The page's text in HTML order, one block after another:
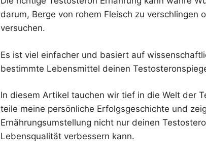
darum, Berge von rohem Fleisch zu verschlingen
versuchen.
Es ist viel einfacher und basiert auf
bestimmte Lebensmittel deinen
In diesem Artikel tauchen wir tief in die Welt der
teile meine persönliche Erfolgsgeschichte und
Ernährungsumstellung nicht nur deinen
Lebensqualität verbessern kann.